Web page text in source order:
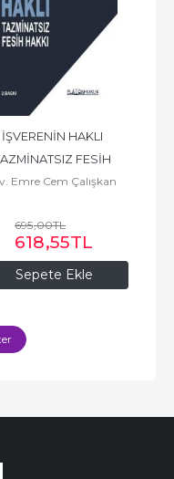
Sepete Ekle
İŞVERENİN HAKLI
FESİH
HAKKI
Emre Cem Çalışkan
695,00TL
618,55TL